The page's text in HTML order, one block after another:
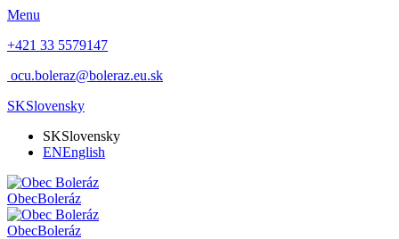
Menu
+421 33 5579147
ocu.boleraz@boleraz.eu.sk
SKSlovensky
SKSlovensky
ENEnglish
ObecBoleráz
ObecBoleráz